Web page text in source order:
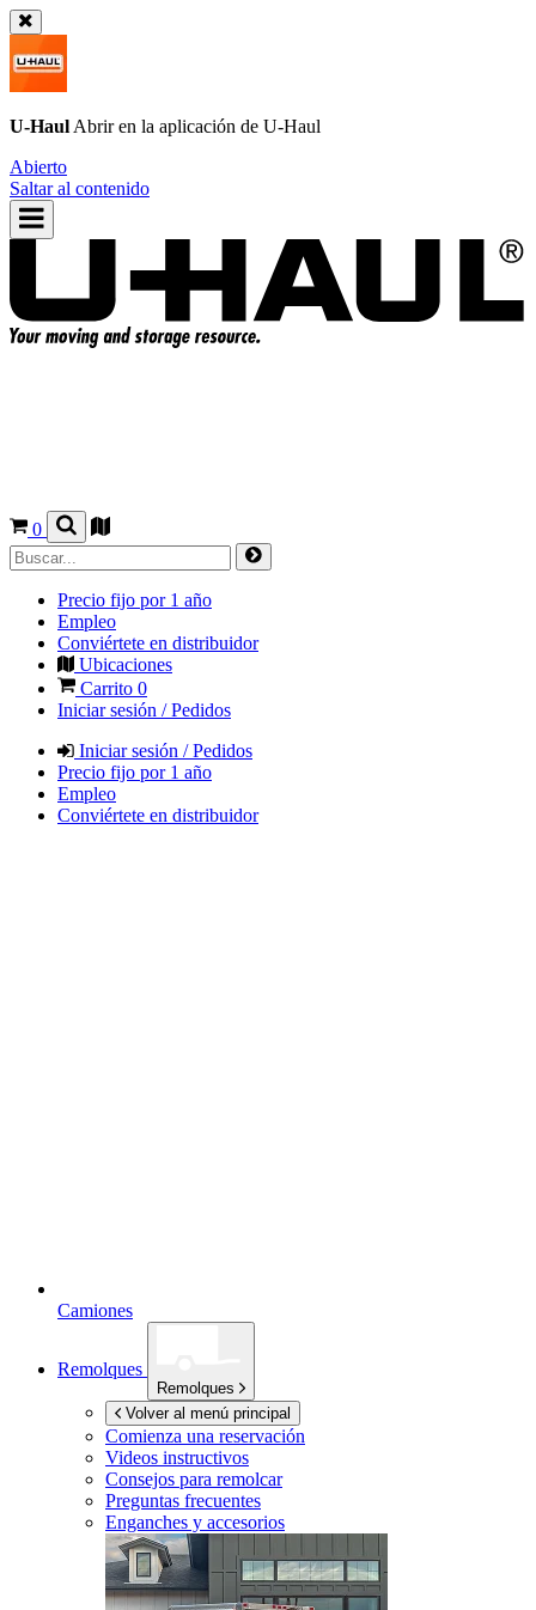
U-Haul Abrir en la aplicación de U-Haul
Abierto
Saltar al contenido
0
Precio fijo por 1 año
Empleo
Conviértete en distribuidor
Ubicaciones
Carrito 0
Iniciar sesión / Pedidos
Iniciar sesión / Pedidos
Precio fijo por 1 año
Empleo
Conviértete en distribuidor
Camiones
Remolques
Remolques
Volver al menú principal
Comienza una reservación
Videos instructivos
Consejos para remolcar
Preguntas frecuentes
Enganches y accesorios